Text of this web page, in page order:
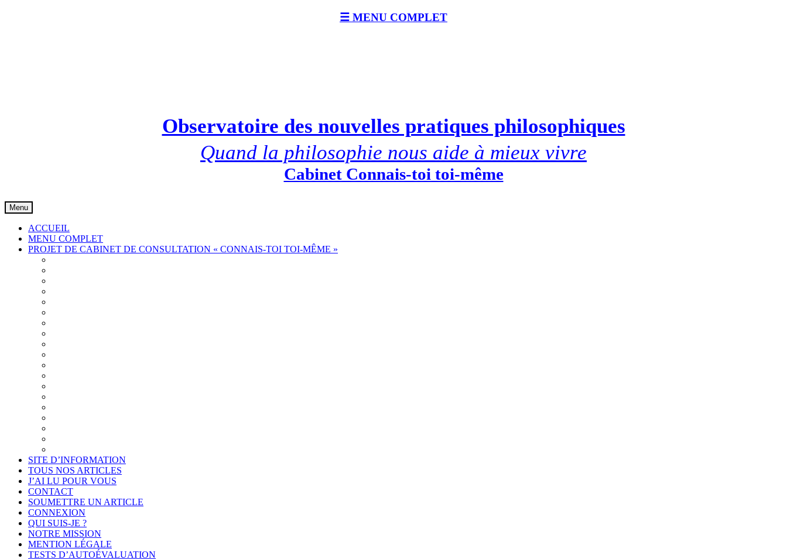
☰ MENU COMPLET
Observatoire des nouvelles pratiques philosophiques
Quand la philosophie nous aide à mieux vivre
Cabinet Connais-toi toi-même
Skip
to
content
Menu
ACCUEIL
MENU COMPLET
PROJET DE CABINET DE CONSULTATION « CONNAIS-TOI TOI-MÊME »
SITE D’INFORMATION
TOUS NOS ARTICLES
J’AI LU POUR VOUS
CONTACT
SOUMETTRE UN ARTICLE
CONNEXION
QUI SUIS-JE ?
NOTRE MISSION
MENTION LÉGALE
TESTS D’AUTOÉVALUATION